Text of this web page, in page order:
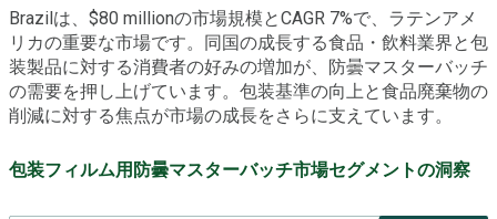
Brazilは、$80 millionの市場規模とCAGR 7%で、ラテンアメ
リカの重要な市場です。同国の成長する食品・飲料業界と包
装製品に対する消費者の好みの増加が、防曇マスターバッチ
の需要を押し上げています。包装基準の向上と食品廃棄物の
削減に対する焦点が市場の成長をさらに支えています。
包装フィルム用防曇マスターバッチ市場セグメントの洞察